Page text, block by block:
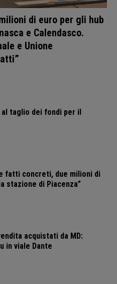
di euro per gli hub
e Calendasco.
e Unione
al taglio dei fondi per il
fatti concreti, due milioni di
stazione di Piacenza”
acquistati da MD:
in viale Dante